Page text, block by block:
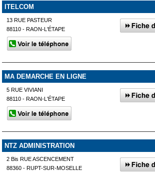
ITELCOM
13 RUE PASTEUR
88110 - RAON-L'ÉTAPE
MA DEMARCHE EN LIGNE
5 RUE VIVIANI
88110 - RAON-L'ÉTAPE
NTZ ADMINISTRATION
2 Bis RUE ASCENCEMENT
88360 - RUPT-SUR-MOSELLE